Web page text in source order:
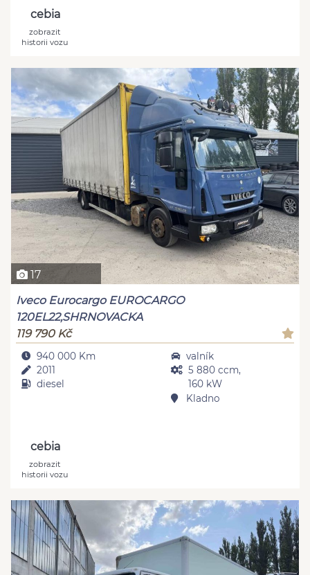
cebia
zobrazit
historii vozu
17
Iveco Eurocargo EUROCARGO
120EL22,SHRNOVACKA
119 790 Kč
940 000 Km
2011
diesel
valník
5 880 ccm,
160 kW
Kladno
cebia
zobrazit
historii vozu